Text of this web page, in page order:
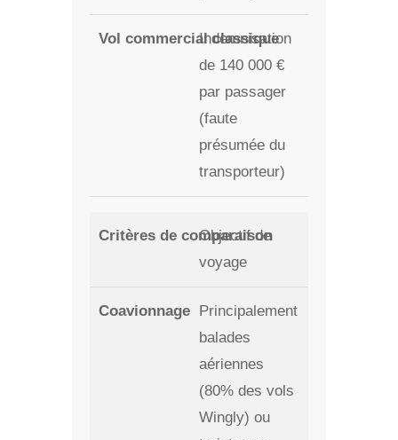
Indemnisation
de 140 000 €
par passager
(faute
présumée du
transporteur)
Objectif de
voyage
Principalement
balades
aériennes
(80% des vols
Wingly) ou